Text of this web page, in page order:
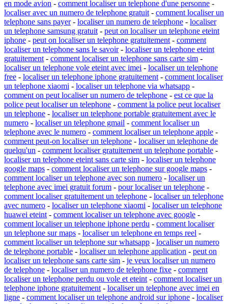
en mode avion - comment localiser un telephone d'une personne -
localiser avec un numero de telephone gratuit - comment localiser un
telephone sans payer- localiser un numero de telephone - localiser
un telephone samsung gratuit - peut on localiser un telephone eteint
iphone - peut on localiser un telephone gratuitement - comment
localiser un telephone sans le savoir- localiser un telephone eteint
gratuitement - comment localiser un telephone sans carte sim -
localiser un telephone vole eteint avec imei - localiser un telephone
free - localiser un telephone iphone gratuitement - comment localiser
un telephone xiaomi - localiser un telephone via whatsapp -
comment on peut localiser un numero de telephone - est ce que la
police peut localiser un telephone - comment la police peut localiser
un telephone - localiser un telephone portable gratuitement avec le
numero - localiser un telephone gmail - comment localiser un
telephone avec le numero - comment localiser un telephone apple -
comment peut-on localiser un telephone - localiser un telephone de
quelqu'un - comment localiser gratuitement un telephone portable -
localiser un telephone eteint sans carte sim - localiser un telephone
google maps - comment localiser un telephone sur google maps -
comment localiser un telephone avec son numero - localiser un
telephone avec imei gratuit forum - pour localiser un telephone -
comment localiser gratuitement un telephone - localiser un telephone
avec numero - localiser un telephone xiaomi - localiser un telephone
huawei eteint - comment localiser un telephone avec google -
comment localiser un telephone iphone perdu - comment localiser
un telephone sur maps - localiser un telephone en temps reel -
comment localiser un telephone sur whatsapp - localiser un numero
de telephone portable - localiser un telephone application - peut on
localiser un telephone sans carte sim - je veux localiser un numero
de telephone - localiser un numero de telephone fixe - comment
localiser un telephone perdu ou vole et eteint - comment localiser un
telephone iphone gratuitement - localiser un telephone avec imei en
ligne - comment localiser un telephone android sur iphone - localiser